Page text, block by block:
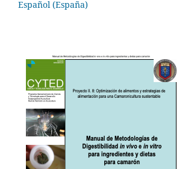
Español (España)